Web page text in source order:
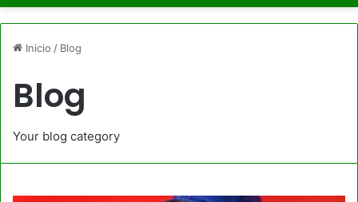
Inicio / Blog
Blog
Your blog category